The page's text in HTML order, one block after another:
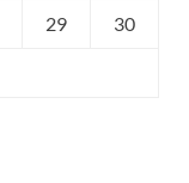
29 30